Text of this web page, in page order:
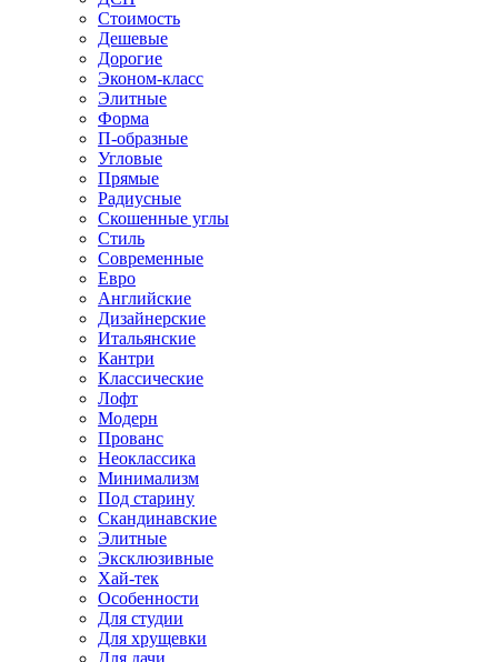
Стоимость
Дешевые
Дорогие
Эконом-класс
Элитные
Форма
П-образные
Угловые
Прямые
Радиусные
Скошенные углы
Стиль
Современные
Евро
Английские
Дизайнерские
Итальянские
Кантри
Классические
Лофт
Модерн
Прованс
Неоклассика
Минимализм
Под старину
Скандинавские
Элитные
Эксклюзивные
Хай-тек
Особенности
Для студии
Для хрущевки
Для дачи